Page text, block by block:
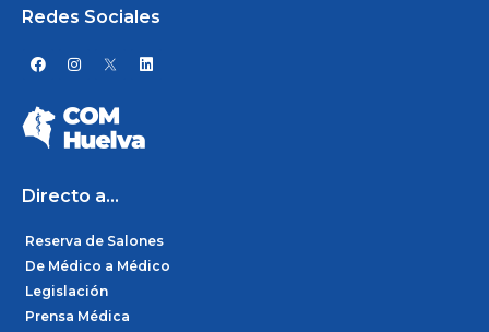
Redes Sociales
F
a
e
b
o
o
I
n
a
g
r
L
i
i
Directo a...
Reserva de Salones
De Médico a Médico
Legislación
Prensa Médica